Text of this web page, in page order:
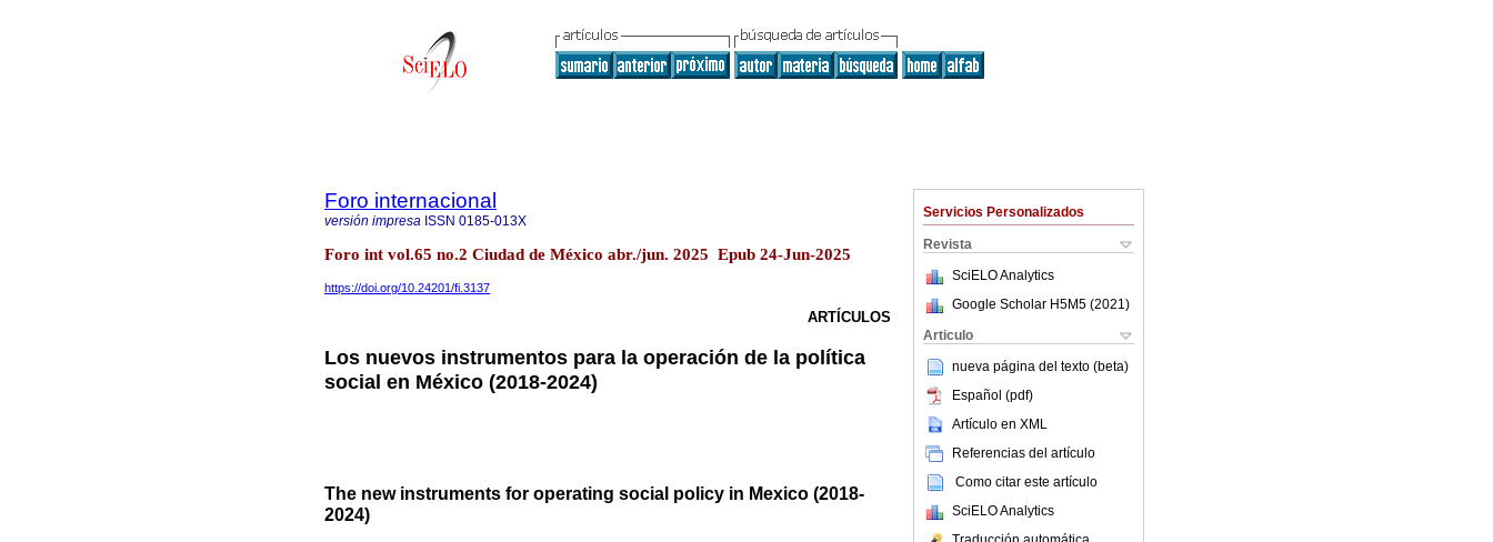
Servicios Personalizados
Revista
SciELO Analytics
Google Scholar H5M5 (2021 )
Articulo
nueva página del texto (beta)
Español (pdf)
Artículo en XML
Referencias del artículo
Como citar este artículo
SciELO Analytics
Foro internacional
versión impresa ISSN 0185-013X
Foro int vol.65 no.2 Ciudad de México abr./jun. 2025 Epub 24-Jun-2025
https://doi.org/10.24201/fi.3137
ARTÍCULOS
Los nuevos instrumentos para la operación de la política
social en México (2018-2024)
The new instruments for operating social policy in Mexico (2018-
2024)